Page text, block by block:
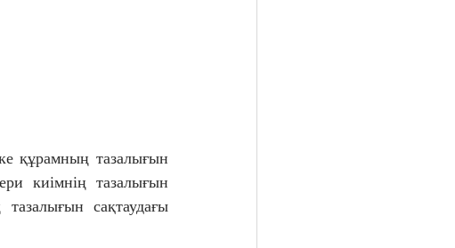
құрамның тазалығын
киімнің тазалығын
сақтаудағы